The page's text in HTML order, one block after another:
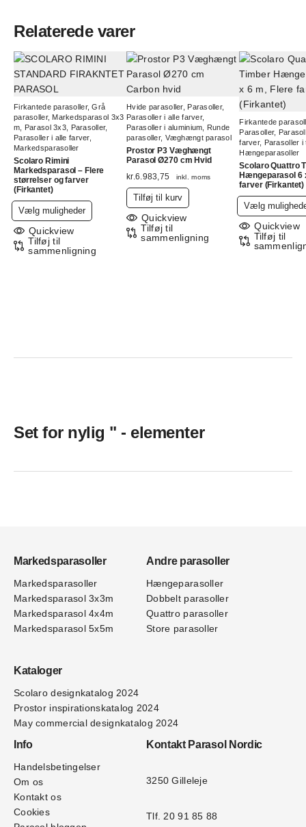
Relaterede varer
Firkantede parasoller,Grå
parasoller, Markedsparasol 3x3
m
Parasol 3x3, Parasoller,
Parasoller i alle farver,
Markedsparasoller
Scolaro Rimini
Markedsparasol – Flere
størrelser og farver
(Firkantet)
Vælg muligheder
vare
flere
Quickview
Tilføj til
sammenligning
Hvide parasoller, Parasoller,
Parasoller i alle farver,
Parasoller i aluminium
Runde
parasoller, Væghængt parasol
Prostor P3 Væghængt
Parasol Ø270 cm Hvid
kr.6.983,75 inkl. moms
Tilføj til kurv
Quickview
Tilføj til
sammenligning
Firkantede
Parasoller,
farver, Parasoller
Hængeparasoller
Scolaro Quattro
Hængeparasol 6
farver (Firkantet)
Vælg
Quickview
Tilføj til
Set for nylig " - elementer
Markedsparasoller
Markedsparasoller
Markedsparasol 3x3m
Markedsparasol 4x4m
Markedsparasol 5x5m
Andre parasoller
Hængeparasoller
Dobbelt parasoller
Quattro parasoller
Store parasoller
Kataloger
Scolaro designkatalog 2024
Prostor inspirationskatalog 2024
May commercial designkatalog 2024
Info
Handelsbetingelser
Om os
Kontakt os
Cookies
Kontakt Parasol Nordic
3250 Gilleleje
Tlf. 20 91 85 88